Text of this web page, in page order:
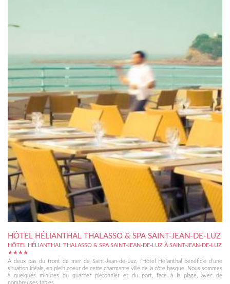
HÔTEL HÉLIANTHAL THALASSO & SPA SAINT-JEAN-DE-LUZ
HÔTEL HÉLIANTHAL THALASSO & SPA SAINT-JEAN-DE-LUZ À SAINT-JEAN-DE-LUZ
★★★★
A deux pas du front de mer de Saint-Jean-de-Luz, l'Hôtel Hélianthal bénéficie d'une
situation idéale, en plein coeur de cette charmante ville de la côte basque. Nous sommes
à quelques minutes du quartier piétonnier et du port, face à la plage, avec de
nombreuses tables...